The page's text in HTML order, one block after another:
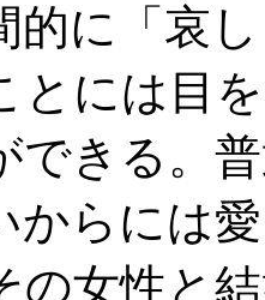
的に「哀
とには目
できる。
からには
の女性と